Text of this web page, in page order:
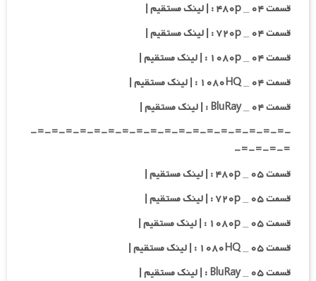
قسمت ۰۴ _ ۴۸۰p : | لینک مستقیم |
قسمت ۰۴ _ ۷۲۰p : | لینک مستقیم |
قسمت ۰۴ _ ۱۰۸۰p : | لینک مستقیم |
قسمت ۰۴ _ ۱۰۸۰HQ : | لینک مستقیم |
قسمت ۰۴ _ BluRay : | لینک مستقیم |
-=-=-=-=-=-=-=-=-=-=-=-=-=-=-=-=-=-=-
=-=-=-=-
قسمت ۰۵ _ ۴۸۰p : | لینک مستقیم |
قسمت ۰۵ _ ۷۲۰p : | لینک مستقیم |
قسمت ۰۵ _ ۱۰۸۰p : | لینک مستقیم |
قسمت ۰۵ _ ۱۰۸۰HQ : | لینک مستقیم |
قسمت ۰۵ _ BluRay : | لینک مستقیم |